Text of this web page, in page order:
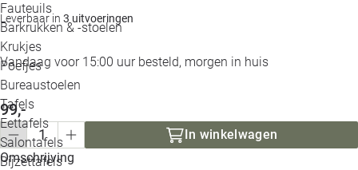
Fauteuils
Barkrukken & -stoelen
Krukjes
Poefjes
Bureaustoelen
Tafels
Eettafels
Salontafels
Bijzettafels
Leverbaar in 3 uitvoeringen
Vandaag voor 15:00 uur besteld, morgen in huis
99,-
In winkelwagen
Omschrijving